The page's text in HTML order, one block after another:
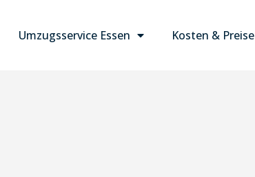
Umzugsservice Essen Kosten & Preise